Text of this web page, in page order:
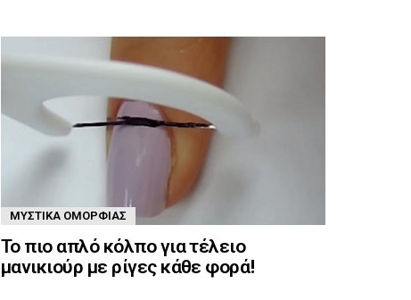
ΜΥΣΤΙΚΆ ΟΜΟΡΦΙΆΣ
Το πιο απλό κόλπο για τέλειο
μανικιούρ με ρίγες κάθε φορά!